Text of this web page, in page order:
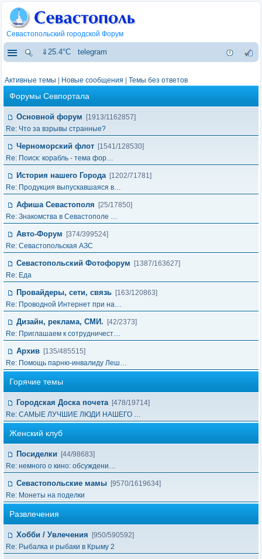
Севастопольский городской Форум
⇓25.4°C telegram
Активные темы Новые сообщения Темы без ответов
Форумы Севпортала
Основной форум
[1913/1162857]
Re: Что за взрывы странные?
Черноморский флот [1541/128530]
Re: Поиск: корабль - тема фор…
История нашего Города [1202/71781]
Re: Продукция выпускавшаяся в…
Афиша Севастополя
[25/17850]
Re: Знакомства в Севастополе …
Авто-Форум
[374/399524]
Re: Севастопольская АЗС
Севастопольский Фотофорум
[1387/163627]
Re: Еда
Провайдеры, сети, связь [163/120863]
Re: Проводной Интернет при на…
Дизайн, реклама, СМИ.
[42/2373]
Re: Приглашаем к сотрудничест…
Архив [135/485515]
Re: Помощь парню-инвалиду Леш…
Горячие темы
Городская Доска почета [478/19714]
Re: САМЫЕ ЛУЧШИЕ ЛЮДИ НАШЕГО …
Женский клуб
Посиделки
[44/98683]
Re: немного о кино: обсуждени…
Севастопольские мамы [9570/1619634]
Re: Монеты на поделки
Развлечения
Хобби / Увлечения
[950/590592]
Re: Рыбалка и рыбаки в Крыму 2